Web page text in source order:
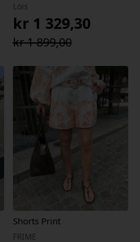
Lois
kr1 899,00
Opprinnelig
var:
kr 1
899,00.
kr1 329,30
Nåværende
kr 1
329,30.
Shorts Print
FRIME